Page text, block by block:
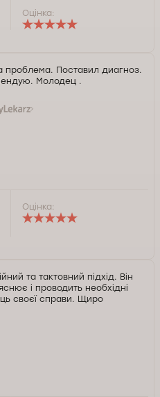
Оцінка:
проблема. Поставил диагноз.
Молодец .
Оцінка:
та тактовний підхід. Він
і проводить необхідні
своєї справи. Щиро